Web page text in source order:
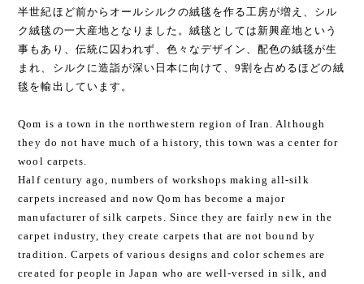
半世紀ほど前からオールシルクの絨毯を作る工房が増え、シル
ク絨毯の一大産地となりました。絨毯としては新興産地という
事もあり、伝統に囚われず、色々なデザイン、配色の絨毯が生
まれ、シルクに造詣が深い日本に向けて、9割を占めるほどの絨
毯を輸出しています。
Qom is a town in the northwestern region of Iran. Although
they do not have much of a history, this town was a center for
wool carpets.
Half century ago, numbers of workshops making all-silk
carpets increased and now Qom has become a major
manufacturer of silk carpets. Since they are fairly new in the
carpet industry, they create carpets that are not bound by
tradition. Carpets of various designs and color schemes are
created for people in Japan who are well-versed in silk, and